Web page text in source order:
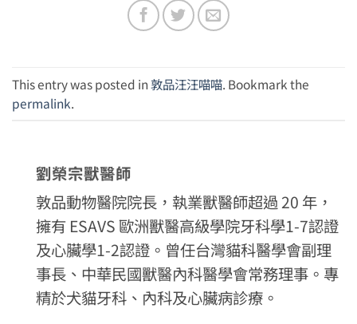
This entry was posted in敦品汪汪喵喵. Bookmark the
permalink.
劉榮宗獸醫師
敦品動物醫院院長，執業獸醫師超過 20 年，
擁有 ESAVS 歐洲獸醫高級學院牙科學1-7認證
及心臟學1-2認證。曾任台灣貓科醫學會副理
事長、中華民國獸醫內科醫學會常務理事。專
精於犬貓牙科、內科及心臟病診療。